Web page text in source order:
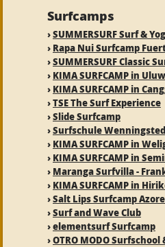
Surfcamps
›SUMMERSURF Surf &
› Rapa Nui Surfcamp
›SUMMERSURF Classic
› KIMA SURFCAMP in
› KIMA SURFCAMP in
›TSE The Surf Experience
›Slide Surfcamp
›Surfschule
› KIMA SURFCAMP in
› KIMA SURFCAMP in
› Maranga Surfvilla -
› KIMA SURFCAMP in
›Salt Lips Surfcamp
›Surf and Wave Club
›elementsurf Surfcamp
›OTRO MODO